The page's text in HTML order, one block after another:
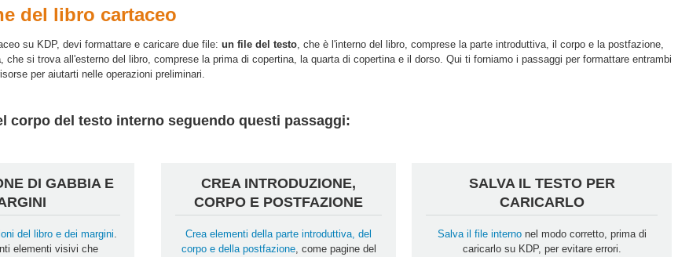
del libro cartaceo
su KDP, devi formattare e caricare due file: un file del testo, che è l'interno del libro, comprese la parte introduttiva, il corpo e la postfazione,
, che si trova all'esterno del libro, comprese la prima di copertina, la quarta di copertina e il dorso. Qui ti forniamo i passaggi per formattare entrambi
per aiutarti nelle operazioni preliminari.
corpo del testo interno seguendo questi passaggi:
DI GABBIA E
del libro e dei margini.
elementi visivi che
CREA INTRODUZIONE,
CORPO E POSTFAZIONE
Crea elementi della parte introduttiva, del
corpo e della postfazione, come pagine del
SALVA IL TESTO PER
CARICARLO
Salva il file internonel modo corretto, prima di
caricarlo su KDP, per evitare errori.